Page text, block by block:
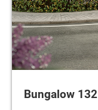
Bungalow 132